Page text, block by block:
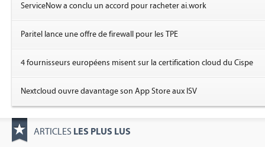
ServiceNow a conclu un accord pour racheter ai.work
Paritel lance une offre de firewall pour les TPE
4 fournisseurs européens misent sur la certification cloud du Cispe
Nextcloud ouvre davantage son App Store aux ISV
ARTICLES LES PLUS LUS